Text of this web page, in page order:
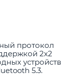
протокол
2х2
устройств
5.3.